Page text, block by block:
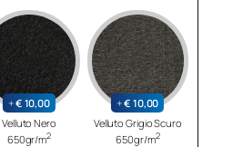
+€ 10,00
Velluto Nero
650gr/m2
+€ 10,00
Velluto Grigio Scuro
650gr/m2